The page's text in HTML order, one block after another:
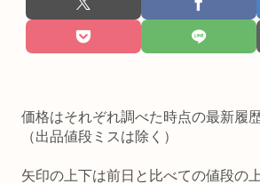
価格はそれぞれ調べた時点の最新履歴
（出品値段ミスは除く）
矢印の上下は前日と比べての値段の